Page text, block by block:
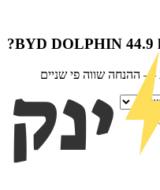
BYD DOLPHIN 44.9
?
— ההנחה שווה פי שניים